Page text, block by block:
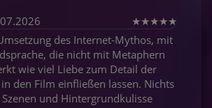
★★★★★
des Internet-Mythos, mit
die nicht mit Metaphern
wie viel Liebe zum Detail der
den Film einfließen lassen. Nichts
und Hintergrundkulisse